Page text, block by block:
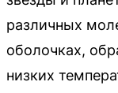
различных
оболочках,
низких